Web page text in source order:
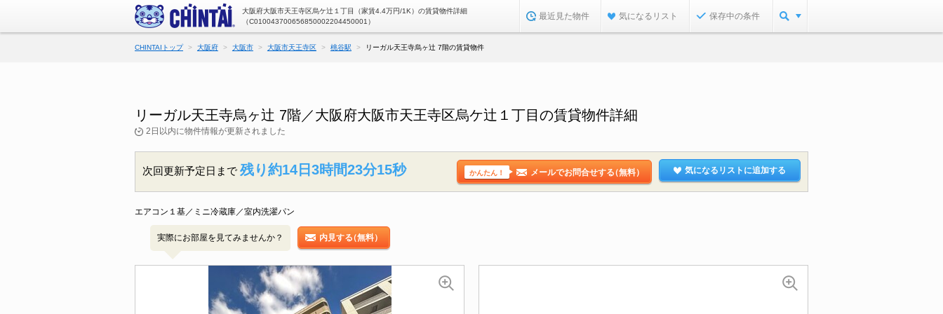
大阪府大阪市天王寺区烏ケ辻１丁目（家賃4.4万円/1K）の賃貸物件詳細
（C010043700656850002204450001）
最近見た物件 気になるリスト 保存中の条件
CHINTAIトップ 大阪府 大阪市 大阪市天王寺区 桃谷駅 リーガル天王寺烏ヶ辻 7階の賃貸物件
リーガル天王寺烏ヶ辻 7階／大阪府大阪市天王寺区烏ケ辻１丁目の賃貸物件詳細
2日以内に物件情報が更新されました
次回更新予定日まで 残り約14日3時間23分14秒 かんたん！ メールでお問合せする（無料） 気になるリストに追加する
エアコン１基／ミニ冷蔵庫／室内洗濯パン
実際にお部屋を見てみませんか？ 内見する（無料）